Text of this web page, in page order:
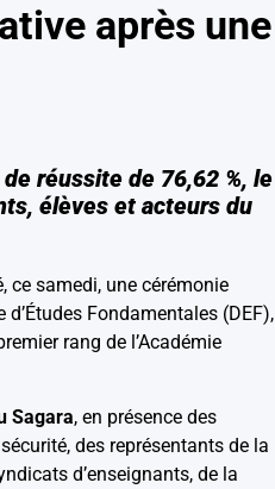
après une
réussite de 76,62 %, le
élèves et acteurs du
ce samedi, une cérémonie
Fondamentales (DEF),
rang de l’Académie
Sagara, en présence des
des représentants de la
d’enseignants, de la